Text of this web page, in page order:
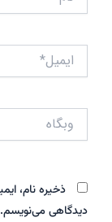
ایمیل*
ذخیره نام،
دیدگاهی می‌نویسم.